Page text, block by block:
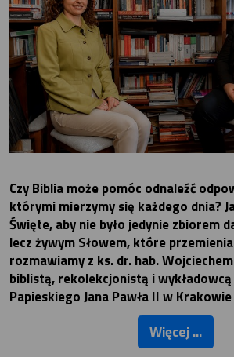
Czy Biblia może pomóc odnaleźć
którymi mierzymy się każdego dnia?
Święte, aby nie było jedynie zbiorem
lecz żywym Słowem, które
rozmawiamy z ks. dr. hab.
biblistą, rekolekcjonistą i
Papieskiego Jana Pawła II w Krakowie
Więcej ...